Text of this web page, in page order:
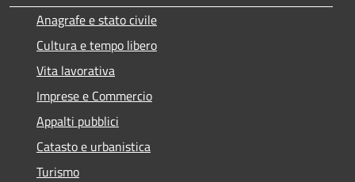
Anagrafe e stato civile
Cultura e tempo libero
Vita lavorativa
Imprese e Commercio
Appalti pubblici
Catasto e urbanistica
Turismo